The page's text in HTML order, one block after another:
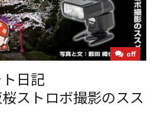
off
日記
ストロボ撮影のスス